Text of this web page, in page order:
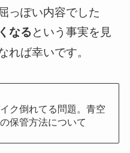
っぽい内容でした
なるという事実を見
ば幸いです。
ク倒れてる問題。青空
保管方法について